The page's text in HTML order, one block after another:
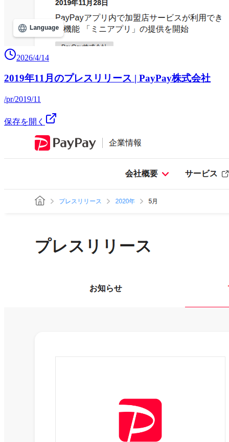
2026/4/14
2019年11月のプレスリリース | PayPay株式会社
/pr/2019/11
保存を開く